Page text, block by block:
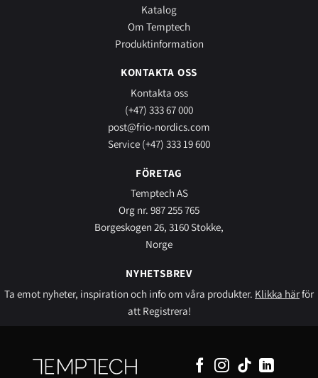
Katalog
Om Temptech
Produktinformation
KONTAKTA OSS
Kontakta oss
(+47) 333 67 000
post@frio-nordics.com
Service (+47) 333 19 600
FÖRETAG
Temptech AS
Org nr. 987 255 765
Borgeskogen 26, 3160 Stokke,
Norge
NYHETSBREV
Ta emot nyheter, inspiration och info om våra produkter. Klikka härför
att Registrera!